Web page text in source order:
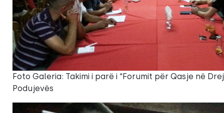
Foto Galeria: Takimi i parë i “Forumit për Qasje në
Podujevës